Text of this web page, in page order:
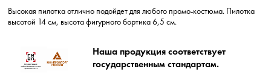
Высокая пилотка отлично подойдет для любого промо-костюма. Пилотка
высотой 14 см, высота фигурного бортика 6,5 см.
Наша продукция соответствует
государственным стандартам.